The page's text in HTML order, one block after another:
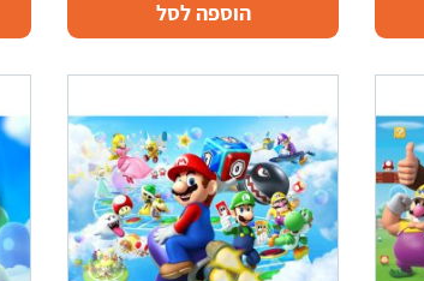
הוספה לסל